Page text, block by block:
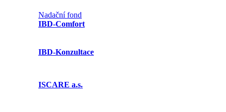
Nadační fond
IBD-Comfort
IBD-Konzultace
ISCARE a.s.